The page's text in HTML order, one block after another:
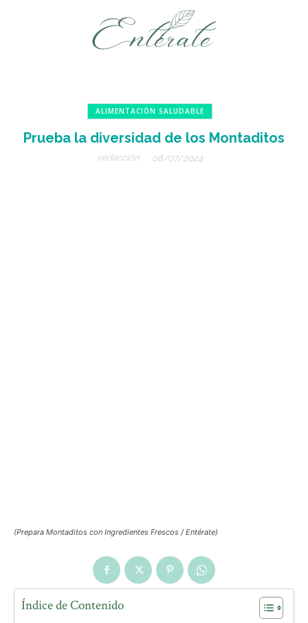
ALIMENTACIÓN SALUDABLE
Prueba la diversidad de los Montaditos
redacción 08/07/2024
(Prepara Montaditos con Ingredientes Frescos / Entérate)
Índice de Contenido